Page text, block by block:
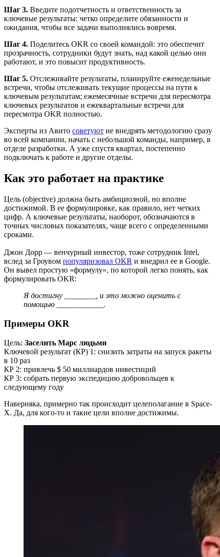
Шаг 3. Введите подотчетность и ответственность за
ключевые результаты: четко определите обязанности и
ожидания, чтобы все задачи выполнялись вовремя.
Шаг 4. Поделитесь OKR со своей командой: это обеспечит
прозрачность, сотрудники будут знать, над какой целью они
работают, и это повысит продуктивность.
Шаг 5. Отслеживайте результаты, планируйте еженедельные
встречи, чтобы отслеживать текущие процессы на пути к
ключевым результатам; ежемесячные встречи для пересмотра
ключевых результатов и ежеквартальные встречи для
пересмотра OKR полностью.
Эксперты из Авито советуют не внедрять методологию сразу
во всей компании, начать с небольшой команды, например, в
отделе разработки. А уже спустя квартал, постепенно
подключать к работе и другие отделы.
Как это работает на практике
Цель (objective) должна быть амбициозной, но вполне
достижимой. В ее формулировке, как правило, нет четких
цифр. А ключевые результаты, наоборот, обозначаются в
точных числовых показателях, чаще всего с определенными
сроками.
Джон Дорр — венчурный инвестор, тоже сотрудник Intel,
вслед за Гроувом популяризовал OKR и внедрил ее в Google.
Он вывел простую «формулу», по которой легко понять, как
формулировать OKR:
Я достигну ________, и это можно оценить с
помощью ____________.
Примеры OKR
Цель: Заселить Марс людьми
Ключевой результат (КР) 1: снизить затраты на запуск ракеты
в 10 раз
КР 2: привлечь $ 50 миллиардов инвестиций
КР 3: собрать первую экспедицию добровольцев к
следующему году
Наверняка, примерно так происходит целеполагание в Space-
X. Да, для кого-то и такие цели вполне достижимы.